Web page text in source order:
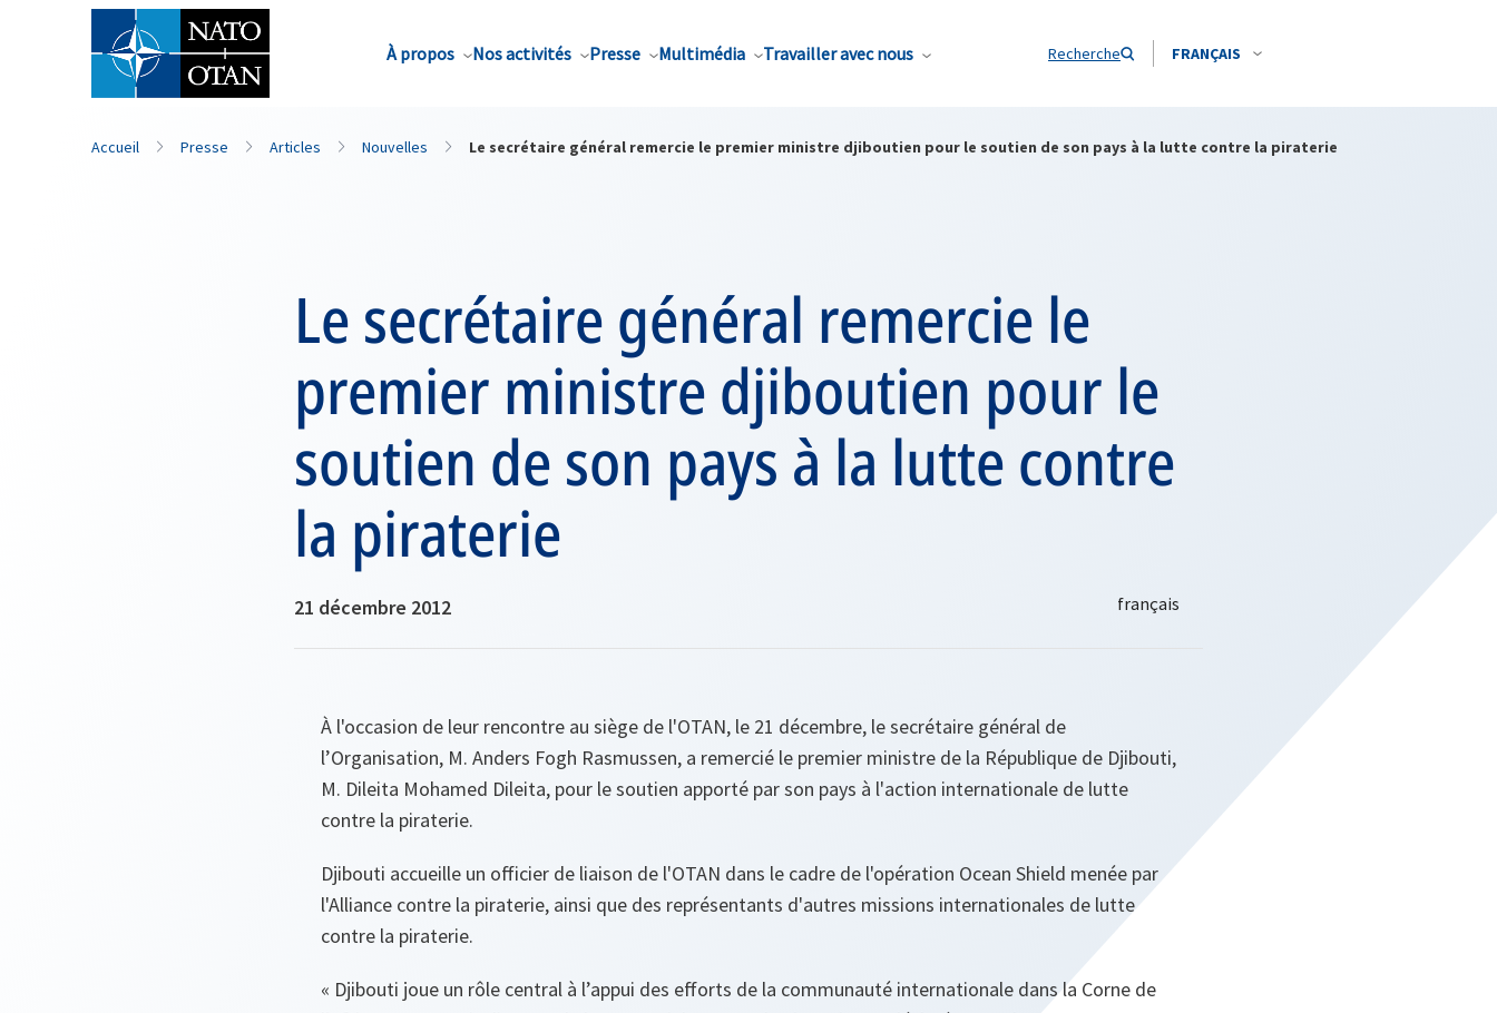
À propos Nos activités Presse Multimédia Travailler avec nous Recherche FRANÇAIS
Nom de famille*
Accueil Presse Articles Nouvelles Le secrétaire général remercie le premier ministre djiboutien pour le soutien de son pays à la lutte contre la piraterie
Le secrétaire général remercie le
premier ministre djiboutien pour le
soutien de son pays à la lutte contre
la piraterie
21 décembre 2012
À l'occasion de leur rencontre au siège de l'OTAN, le 21 décembre, le secrétaire général de
l’Organisation, M. Anders Fogh Rasmussen, a remercié le premier ministre de la République de Djibouti,
M. Dileita Mohamed Dileita, pour le soutien apporté par son pays à l'action internationale de lutte
contre la piraterie.
Djibouti accueille un officier de liaison de l'OTAN dans le cadre de l'opération Ocean Shield menée par
l'Alliance contre la piraterie, ainsi que des représentants d'autres missions internationales de lutte
contre la piraterie.
« Djibouti joue un rôle central à l’appui des efforts de la communauté internationale dans la Corne de